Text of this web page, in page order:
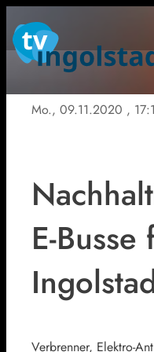
Mo., 09.11.2020 ,
E-Busse
Verbrenner, Elektro-